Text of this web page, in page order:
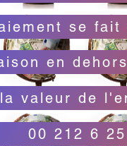
se
en
00 212 6